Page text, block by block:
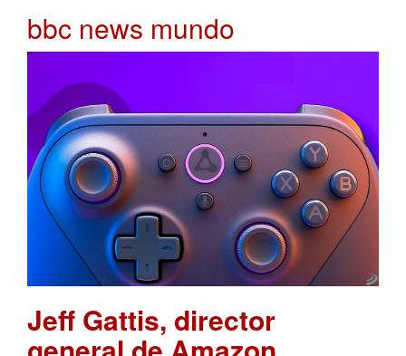
bbc news mundo
Jeff Gattis, director